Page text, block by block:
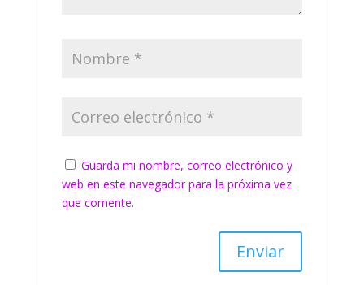
Guarda mi nombre, correo electrónico y
web en este navegador para la próxima vez
que comente.